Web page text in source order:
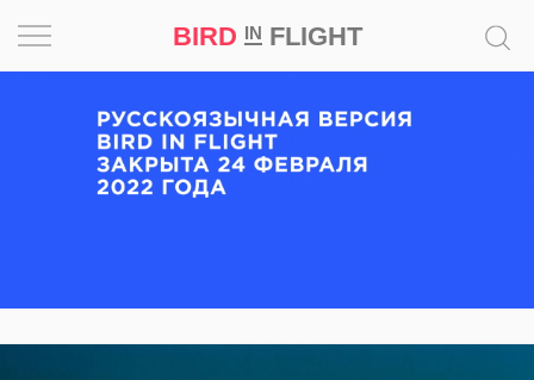
BIRD INFLIGHT